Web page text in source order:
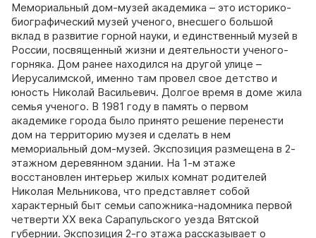
Мемориальный дом-музей академика – это историко-
биографический музей ученого, внесшего большой
вклад в развитие горной науки, и единственный музей в
России, посвященный жизни и деятельности ученого-
горняка. Дом ранее находился на другой улице –
Иерусалимской, именно там провел свое детство и
юность Николай Васильевич. Долгое время в доме жила
семья ученого. В 1981 году в память о первом
академике города было принято решение перенести
дом на территорию музея и сделать в нем
мемориальный дом-музей. Экспозиция размещена в 2-
этажном деревянном здании. На 1-м этаже
восстановлен интерьер жилых комнат родителей
Николая Мельникова, что представляет собой
характерный быт семьи сапожника-надомника первой
четверти XX века Сарапульского уезда Вятской
губернии. Экспозиция 2-го этажа рассказывает о